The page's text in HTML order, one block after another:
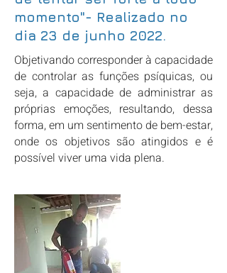
momento"- Realizado no
dia 23 de junho 2022.
Objetivando corresponder à capacidade
de controlar as funções psíquicas, ou
seja, a capacidade de administrar as
próprias emoções, resultando, dessa
forma, em um sentimento de bem-estar,
onde os objetivos são atingidos e é
possível viver uma vida plena.